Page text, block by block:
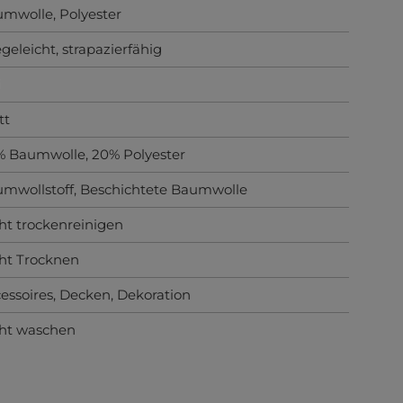
, Polyester
, strapazierfähig
Baumwolle, 20% Polyester
, Beschichtete Baumwolle
trockenreinigen
Trocknen
, Decken, Dekoration
waschen